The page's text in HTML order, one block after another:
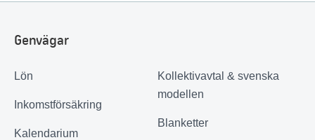
Genvägar
Lön
Inkomstförsäkring
Kalendarium
Kollektivavtal & svenska
modellen
Blanketter